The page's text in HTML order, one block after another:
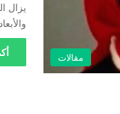
مقالات
يزال